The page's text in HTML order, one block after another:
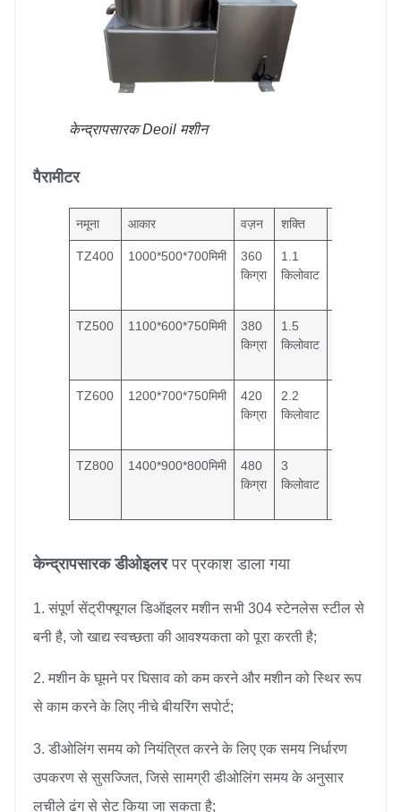
केन्द्रापसारक Deoil मशीन
पैरामीटर
नमूना आकार वज़न शक्ति
TZ400 1000*500*700मिमी
360
किग्रा
1.1
किलोवाट
TZ500 1100*600*750मिमी
380
किग्रा
1.5
किलोवाट
TZ600 1200*700*750मिमी
420
किग्रा
2.2
किलोवाट
TZ800 1400*900*800मिमी
480
किग्रा
3
किलोवाट
केन्द्रापसारक डीओइलरपर प्रकाश डाला गया
1. संपूर्ण सेंट्रीफ्यूगल डिऑइलर मशीन सभी 304 स्टेनलेस स्टील से
बनी है, जो खाद्य स्वच्छता की आवश्यकता को पूरा करती है;
2. मशीन के घूमने पर घिसाव को कम करने और मशीन को स्थिर रूप
से काम करने के लिए नीचे बीयरिंग सपोर्ट;
3. डीओलिंग समय को नियंत्रित करने के लिए एक समय निर्धारण
उपकरण से सुसज्जित, जिसे सामग्री डीओलिंग समय के अनुसार
लचीले ढंग से सेट किया जा सकता है;